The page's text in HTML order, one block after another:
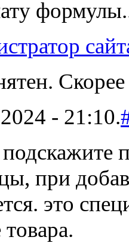
- 21:10.
при
это